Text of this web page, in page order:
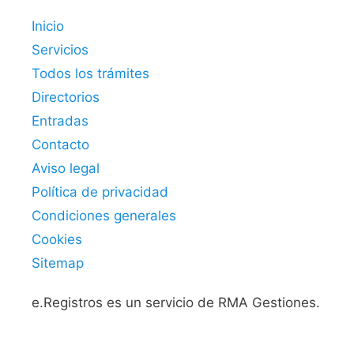
Inicio
Servicios
Todos los trámites
Directorios
Entradas
Contacto
Aviso legal
Política de privacidad
Condiciones generales
Cookies
Sitemap
e.Registros es un servicio de RMA Gestiones.